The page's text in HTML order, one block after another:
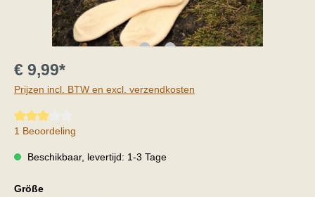
€ 9,99*
Prijzen incl. BTW en excl. verzendkosten
Gemiddelde waardering van 3 van 5 sterren
1 Beoordeling
Beschikbaar, levertijd: 1-3 Tage
Größe